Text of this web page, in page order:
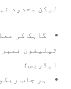
لیکن محدود
گاہک کی
ٹیلیفون
ایڈریس؛
ہر جاب